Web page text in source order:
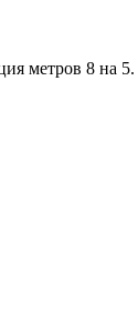
метров 8 на